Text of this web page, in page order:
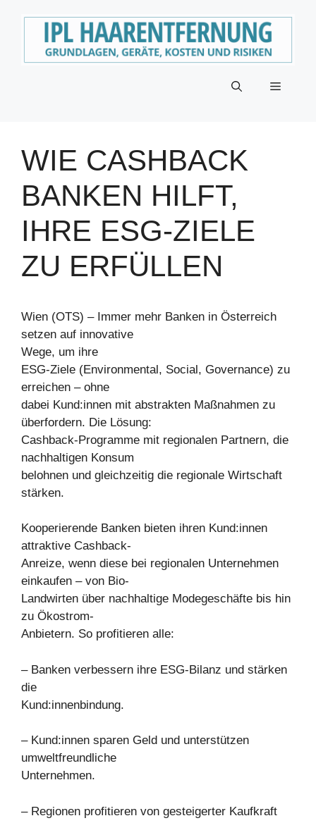
Menü
WIE CASHBACK
BANKEN HILFT,
IHRE ESG-ZIELE
ZU ERFÜLLEN
Wien (OTS) – Immer mehr Banken in Österreich
setzen auf innovative
Wege, um ihre
ESG-Ziele (Environmental, Social, Governance) zu
erreichen – ohne
dabei Kund:innen mit abstrakten Maßnahmen zu
überfordern. Die Lösung:
Cashback-Programme mit regionalen Partnern, die
nachhaltigen Konsum
belohnen und gleichzeitig die regionale Wirtschaft
stärken.
Kooperierende Banken bieten ihren Kund:innen
attraktive Cashback-
Anreize, wenn diese bei regionalen Unternehmen
einkaufen – von Bio-
Landwirten über nachhaltige Modegeschäfte bis hin
zu Ökostrom-
Anbietern. So profitieren alle:
– Banken verbessern ihre ESG-Bilanz und stärken
die
Kund:innenbindung.
– Kund:innen sparen Geld und unterstützen
umweltfreundliche
Unternehmen.
– Regionen profitieren von gesteigerter Kaufkraft